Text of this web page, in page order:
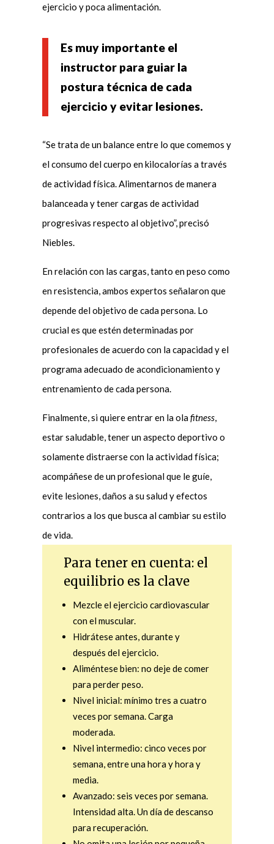
ejercicio y poca alimentación.
Es muy importante el
instructor para guiar la
postura técnica de cada
ejercicio y evitar lesiones.
“Se trata de un balance entre lo que comemos y
el consumo del cuerpo en kilocalorías a través
de actividad física. Alimentarnos de manera
balanceada y tener cargas de actividad
progresivas respecto al objetivo”, precisó
Niebles.
En relación con las cargas, tanto en peso como
en resistencia, ambos expertos señalaron que
depende del objetivo de cada persona. Lo
crucial es que estén determinadas por
profesionales de acuerdo con la capacidad y el
programa adecuado de acondicionamiento y
entrenamiento de cada persona.
Finalmente, si quiere entrar en la olafitness,
estar saludable, tener un aspecto deportivo o
solamente distraerse con la actividad física;
acompáñese de un profesional que le guíe,
evite lesiones, daños a su salud y efectos
contrarios a los que busca al cambiar su estilo
de vida.
Para tener en cuenta: el
equilibrio es la clave
Mezcle el ejercicio cardiovascular
con el muscular.
Hidrátese antes, durante y
después del ejercicio.
Aliméntese bien: no deje de comer
para perder peso.
Nivel inicial: mínimo tres a cuatro
veces por semana. Carga
moderada.
Nivel intermedio: cinco veces por
semana, entre una hora y hora y
media.
Avanzado: seis veces por semana.
Intensidad alta. Un día de descanso
para recuperación.